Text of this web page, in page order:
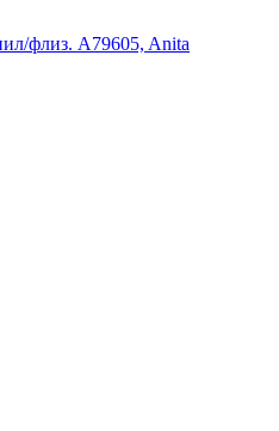
флиз. A79605, Anita